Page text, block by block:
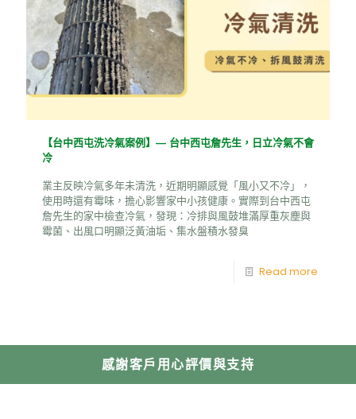
【台中西屯洗冷氣案例】— 台中西屯詹先生，日立冷氣不會
冷
業主反映冷氣多年未清洗，近期明顯感覺「風小又不冷」，
使用時還有霉味，擔心影響家中小孩健康。實際到台中西屯
詹先生的家中檢查冷氣，發現：冷排與風鼓堆滿厚重灰塵與
霉菌、出風口明顯泛黃油垢、集水盤積水發臭
Read more
感謝客戶用心評價與支持